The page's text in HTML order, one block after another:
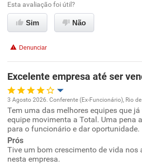
Conciliação com a vida familiar
Não recomenda a diretoria
Esta avaliação foi útil?
Sim Não
Denunciar
Excelente empresa até ser
Oportunidade de promoção
Conciliação com a vida familiar
3 Agosto 2026. Conferente (Ex-Funcionário), Rio
Tem uma das melhores equipes que
equipe movimenta a Total. Uma pena
para o funcionário e dar oportunidade.
Prós
Tive um bom crescimento de vida nos
nesta empresa.